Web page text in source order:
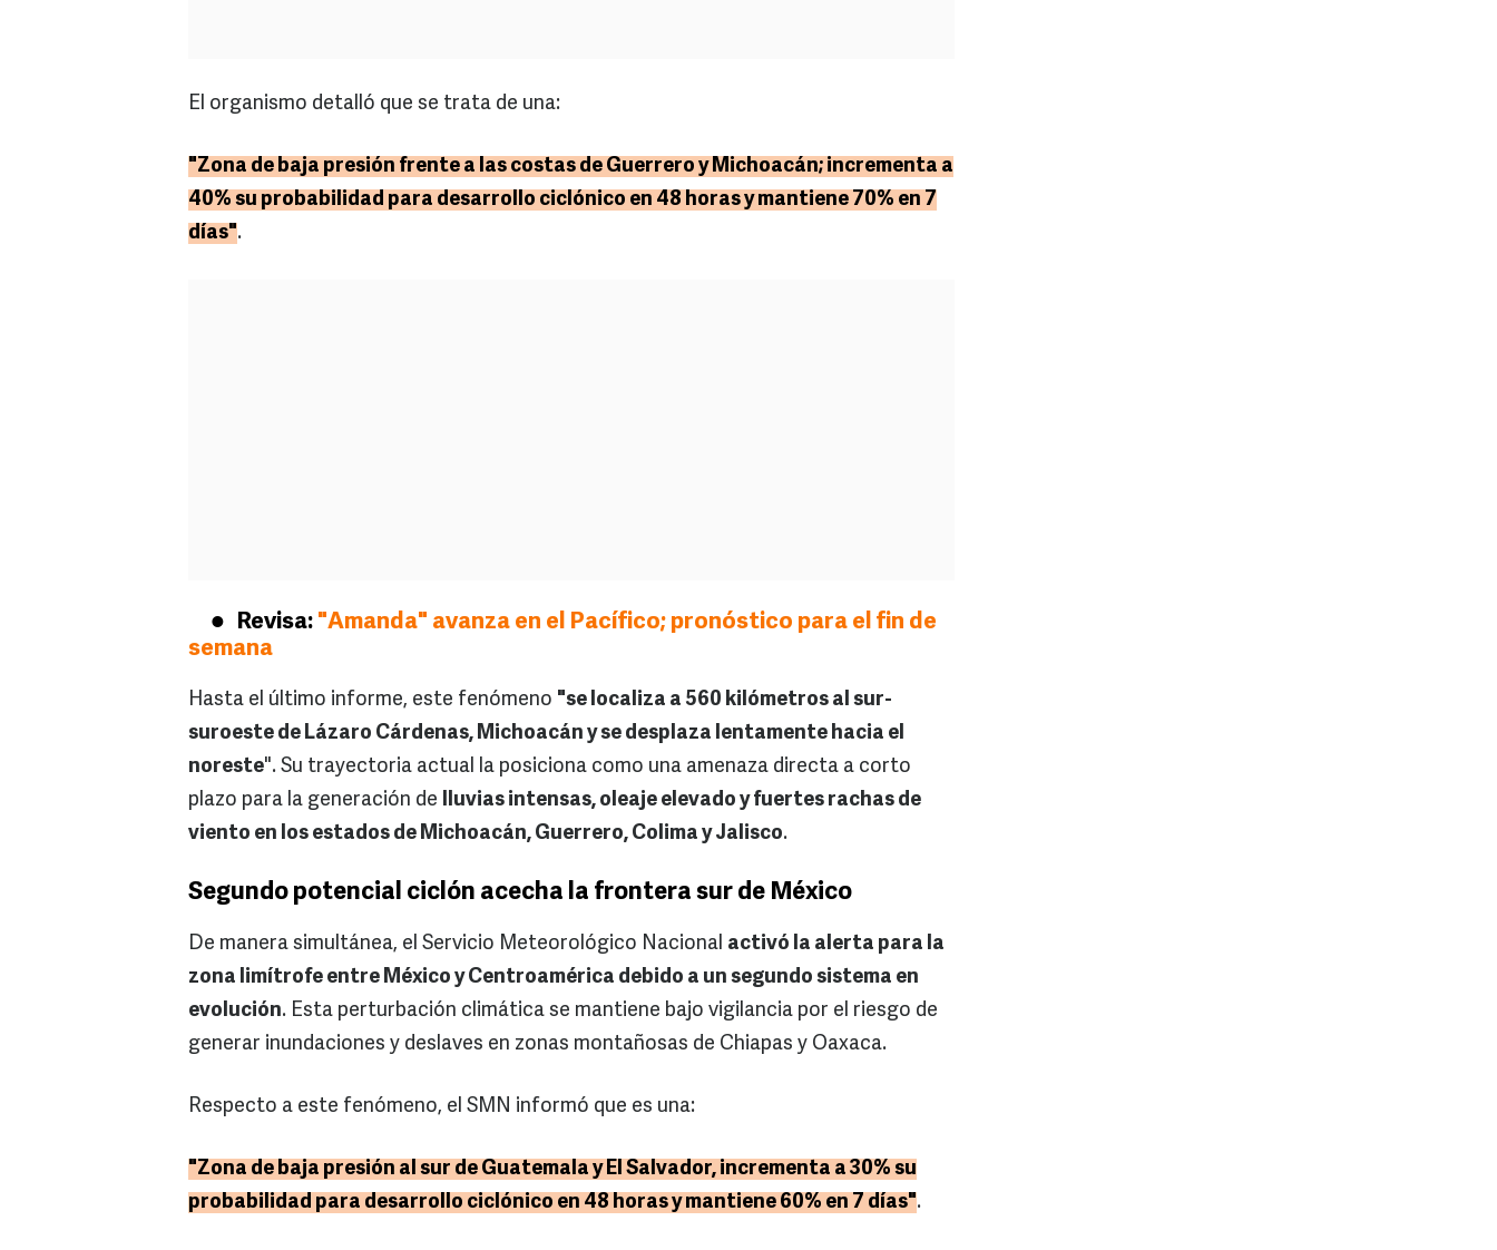
El organismo detalló que se trata de una:
"Zona de baja presión frente a las costas de Guerrero y Michoacán; incrementa a
40% su probabilidad para desarrollo ciclónico en 48 horas y mantiene 70% en 7
días".
Revisa: "Amanda" avanza en el Pacífico; pronóstico para el fin de
semana
Hasta el último informe, este fenómeno "se localiza a 560 kilómetros al sur-
suroeste de Lázaro Cárdenas, Michoacán y se desplaza lentamente hacia el
noreste". Su trayectoria actual la posiciona como una amenaza directa a corto
plazo para la generación de lluvias intensas, oleaje elevado y fuertes rachas de
viento en los estados de Michoacán, Guerrero, Colima y Jalisco.
Segundo potencial ciclón acecha la frontera sur de México
De manera simultánea, el Servicio Meteorológico Nacional activó la alerta para la
zona limítrofe entre México y Centroamérica debido a un segundo sistema en
evolución. Esta perturbación climática se mantiene bajo vigilancia por el riesgo de
generar inundaciones y deslaves en zonas montañosas de Chiapas y Oaxaca.
Respecto a este fenómeno, el SMN informó que es una:
"Zona de baja presión al sur de Guatemala y El Salvador, incrementa a 30% su
probabilidad para desarrollo ciclónico en 48 horas y mantiene 60% en 7 días".